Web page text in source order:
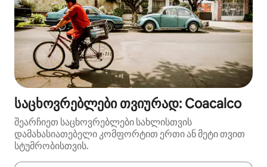
საცხოვრებლები თვიურად: Coacalco
შეარჩიეთ საცხოვრებლები სახლისთვის
დამახასიათებელი კომფორტით ერთი ან მეტი თვით
სტუმრობისთვის.